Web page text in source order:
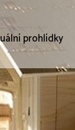
prohlídky